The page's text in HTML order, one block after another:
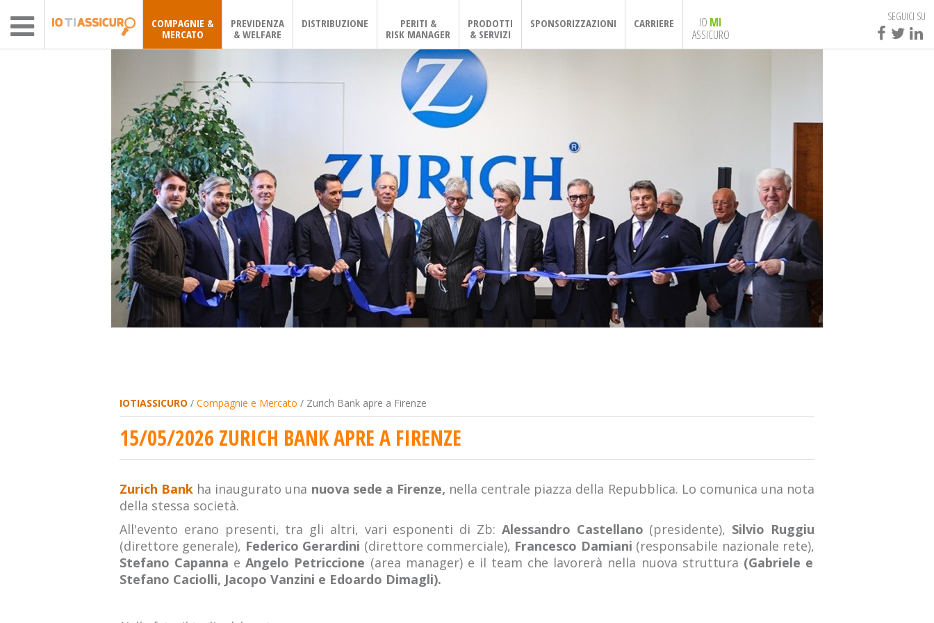
COMPAGNIE &
MERCATO
PREVIDENZA
& WELFARE
DISTRIBUZIONE
PERITI &
RISK MANAGER
PRODOTTI
& SERVIZI
SPONSORIZZAZIONI CARRIERE IO MI
ASSICURO
SEGUICI SU
IOTIASSICURO / Compagnie e Mercato / Zurich Bank apre a Firenze
15/05/2026 ZURICH BANK APRE A FIRENZE
Zurich Bank ha inaugurato una nuova sede a Firenze, nella centrale piazza della Repubblica. Lo comunica una nota
della stessa società.
All'evento erano presenti, tra gli altri, vari esponenti di Zb: Alessandro Castellano (presidente), Silvio Ruggiu
(direttore generale), Federico Gerardini (direttore commerciale), Francesco Damiani (responsabile nazionale rete),
Stefano Capanna eAngelo Petriccione (area manager) e il team che lavorerà nella nuova struttura (Gabriele e
Stefano Caciolli, Jacopo Vanzini e Edoardo Dimagli).